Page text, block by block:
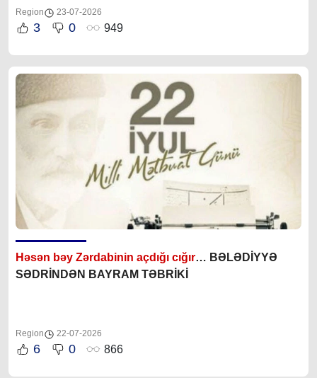
Region 23-07-2026
3 0 949
Həsən bəy Zərdabinin açdığı cığır… BƏLƏDİYYƏ
SƏDRİNDƏN BAYRAM TƏBRİKİ
Region 22-07-2026
6 0 866